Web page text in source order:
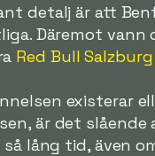
detalj är att
Däremot vann
Red Bull Salzburg
existerar
är det
lång tid, även